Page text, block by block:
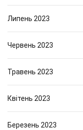
Липень 2023
Червень 2023
Травень 2023
Квітень 2023
Березень 2023